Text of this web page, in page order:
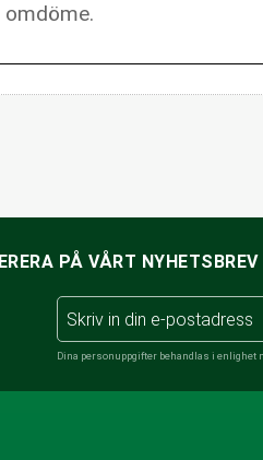
PÅ VÅRT
Dina personuppgifter behandlas i enlighet